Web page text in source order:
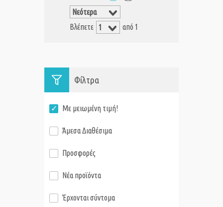
Βλέπετε από 1
Φίλτρα
Με μειωμένη τιμή!
Άμεσα Διαθέσιμα
Προσφορές
Νέα προϊόντα
Έρχονται σύντομα